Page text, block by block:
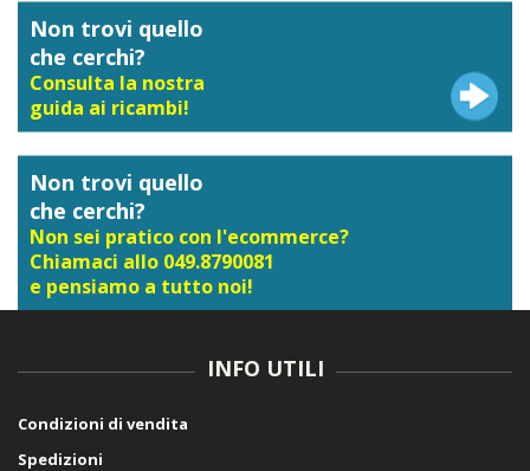
Non trovi quello
che cerchi?
Consulta la nostra
guida ai ricambi!
Non trovi quello
che cerchi?
Non sei pratico con l'ecommerce?
Chiamaci allo 049.8790081
e pensiamo a tutto noi!
INFO UTILI
Condizioni di vendita
Spedizioni